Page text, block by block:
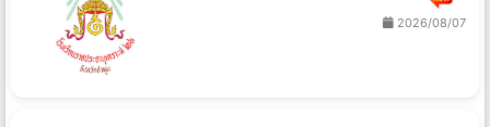
2026/08/07